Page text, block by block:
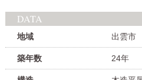
DATA
地域 出雲市
築年数 24年